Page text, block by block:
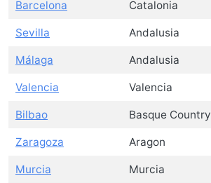
Barcelona Catalonia
Sevilla Andalusia
Málaga Andalusia
Valencia Valencia
Bilbao Basque Country
Zaragoza Aragon
Murcia Murcia